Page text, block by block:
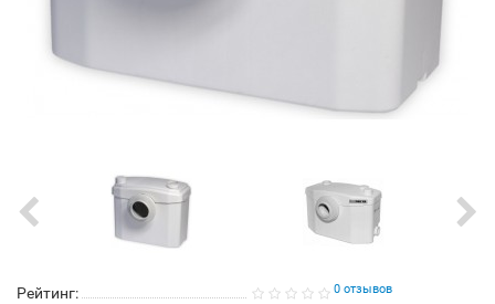
Рейтинг: 0 отзывов